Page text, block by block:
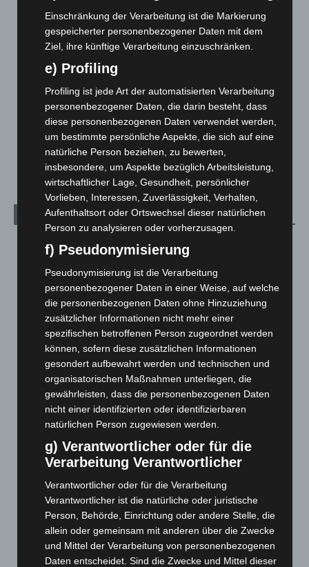
Corona-News
Hannover und Region
Langenhagen und Ortsteile
Leserbriefe
Menschen
Über uns
Veranstaltungen
1.887
Archiv
August 2026(10)
Juni 2026(139)
Mai 2026(99)
April 2026(99)
März 2026(115)
Februar 2026(109)
Januar 2026(122)
Dezember 2025(103)
November 2025 (114)
Oktober 2025(112)
August 2025(90)
Juli 2025(90)
Juni 2025(103)
Mai 2025
(112)
Einschränkung der Verarbeitung ist die Markierung
gespeicherter personenbezogener Daten mit dem
Ziel, ihre künftige Verarbeitung einzuschränken.
e) Profiling
Profiling ist jede Art der automatisierten Verarbeitung
personenbezogener Daten, die darin besteht, dass
diese personenbezogenen Daten verwendet werden,
um bestimmte persönliche Aspekte, die sich auf eine
natürliche Person beziehen, zu bewerten,
insbesondere, um Aspekte bezüglich Arbeitsleistung,
wirtschaftlicher Lage, Gesundheit, persönlicher
Vorlieben, Interessen, Zuverlässigkeit, Verhalten,
Aufenthaltsort oder Ortswechsel dieser natürlichen
Person zu analysieren oder vorherzusagen.
f) Pseudonymisierung
Pseudonymisierung ist die Verarbeitung
personenbezogener Daten in einer Weise, auf welche
die personenbezogenen Daten ohne Hinzuziehung
zusätzlicher Informationen nicht mehr einer
spezifischen betroffenen Person zugeordnet werden
können, sofern diese zusätzlichen Informationen
gesondert aufbewahrt werden und technischen und
organisatorischen Maßnahmen unterliegen, die
gewährleisten, dass die personenbezogenen Daten
nicht einer identifizierten oder identifizierbaren
natürlichen Person zugewiesen werden.
g) Verantwortlicher oder für die
Verarbeitung Verantwortlicher
Verantwortlicher oder für die Verarbeitung
Verantwortlicher ist die natürliche oder juristische
Person, Behörde, Einrichtung oder andere Stelle, die
allein oder gemeinsam mit anderen über die Zwecke
und Mittel der Verarbeitung von personenbezogenen
Daten entscheidet. Sind die Zwecke und Mittel dieser